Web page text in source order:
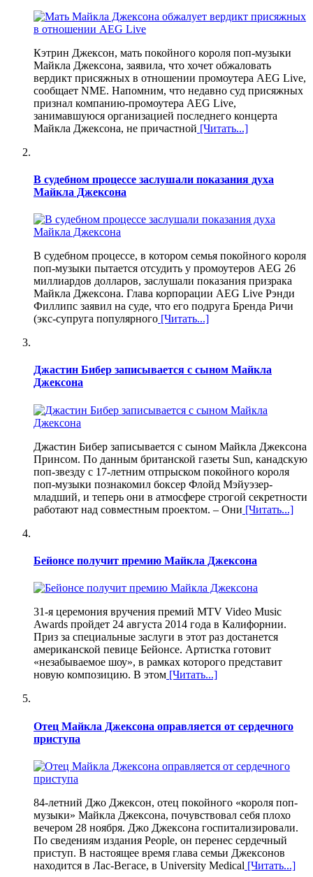
Кэтрин Джексон, мать покойного короля поп-музыки
Майкла Джексона, заявила, что хочет обжаловать
вердикт присяжных в отношении промоутера AEG Live,
сообщает NME. Напомним, что недавно суд присяжных
признал компанию-промоутера AEG Live,
занимавшуюся организацией последнего концерта
Майкла Джексона, не причастной [Читать...]
В судебном процессе заслушали показания духа
Майкла Джексона
В судебном процессе, в котором семья покойного короля
поп-музыки пытается отсудить у промоутеров AEG 26
миллиардов долларов, заслушали показания призрака
Майкла Джексона. Глава корпорации AEG Live Рэнди
Филлипс заявил на суде, что его подруга Бренда Ричи
(экс-супруга популярного [Читать...]
Джастин Бибер записывается с сыном Майкла
Джексона
Джастин Бибер записывается с сыном Майкла Джексона
Принсом. По данным британской газеты Sun, канадскую
поп-звезду с 17-летним отпрыском покойного короля
поп-музыки познакомил боксер Флойд Мэйуэзер-
младший, и теперь они в атмосфере строгой секретности
работают над совместным проектом. – Они [Читать...]
Бейонсе получит премию Майкла Джексона
31-я церемония вручения премий MTV Video Music
Awards пройдет 24 августа 2014 года в Калифорнии.
Приз за специальные заслуги в этот раз достанется
американской певице Бейонсе. Артистка готовит
«незабываемое шоу», в рамках которого представит
новую композицию. В этом [Читать...]
Отец Майкла Джексона оправляется от сердечного
приступа
84-летний Джо Джексон, отец покойного «короля поп-
музыки» Майкла Джексона, почувствовал себя плохо
вечером 28 ноября. Джо Джексона госпитализировали.
По сведениям издания People, он перенес сердечный
приступ. В настоящее время глава семьи Джексонов
находится в Лас-Вегасе, в University Medical [Читать...]